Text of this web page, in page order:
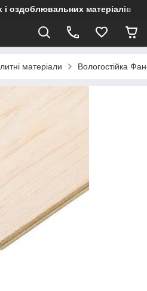
оздоблювальних матеріалів
матеріали Вологостійка